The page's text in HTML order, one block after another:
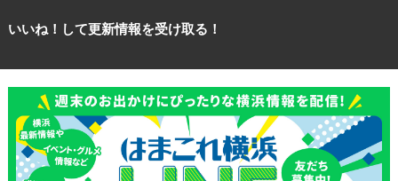
いいね！して更新情報を受け取る！